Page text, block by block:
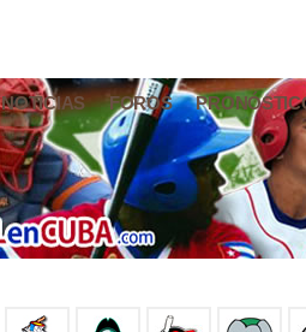
NOTICIAS FOROS